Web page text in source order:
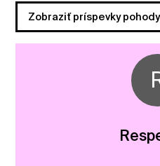
Zobraziť príspevky